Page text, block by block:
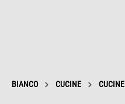
BIANCO CUCINE